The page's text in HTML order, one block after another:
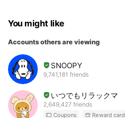
You might like
Accounts others are viewing
SNOOPY
9,741,181 friends
いつでもリラックマ
2,649,427 friends
Coupons Reward card